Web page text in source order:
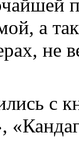
а
не
с